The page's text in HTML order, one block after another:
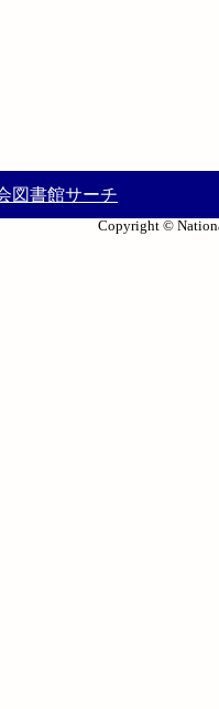
図書館サーチ
Copyright ©